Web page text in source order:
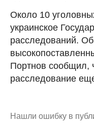
Около 10
украинское
расследований.
Портнов сообщил,
расследование
Нашли ошибку в